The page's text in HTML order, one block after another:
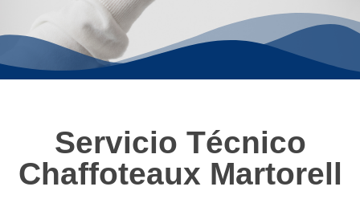
Servicio Técnico
Chaffoteaux Martorell